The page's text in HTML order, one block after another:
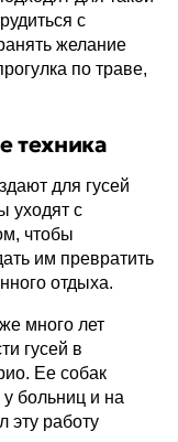
с
желание
по траве,
техника
для гусей
уходят с
чтобы
им превратить
отдыха.
много лет
гусей в
Ее собак
больниц и на
эту работу